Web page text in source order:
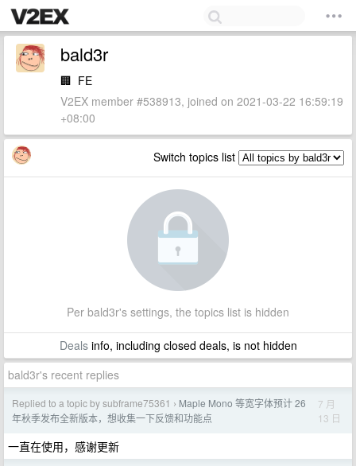
bald3r
🏢 FE
V2EX member #538913, joined on 2021-03-22 16:59:19
+08:00
Switch topics list
Per bald3r's settings, the topics list is hidden
Dealsinfo, including closed deals, is not hidden
bald3r's recent replies
Replied to a topic by subframe75361 › Maple Mono 等宽字体预计 26
年秋季发布全新版本，想收集一下反馈和功能点
7 月
13 日
一直在使用，感谢更新